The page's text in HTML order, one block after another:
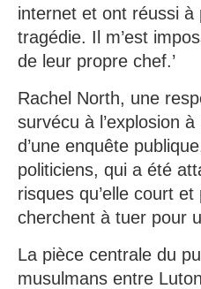
internet et ont réussi
tragédie. Il m’est
de leur propre chef.’
Rachel North, une
survécu à l’explosion
d’une enquête
politiciens, qui a été
risques qu’elle court
cherchent à tuer pour
La pièce centrale du
musulmans entre